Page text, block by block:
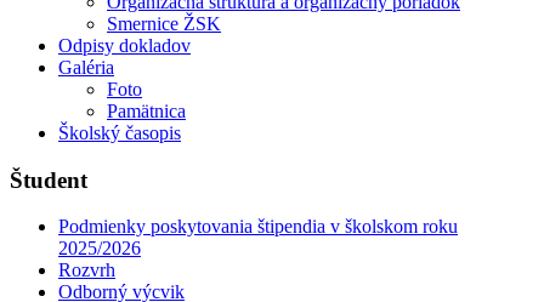
Smernice ŽSK
Odpisy dokladov
Galéria
Foto
Pamätnica
Školský časopis
Študent
Podmienky poskytovania štipendia v školskom roku
2025/2026
Rozvrh
Odborný výcvik